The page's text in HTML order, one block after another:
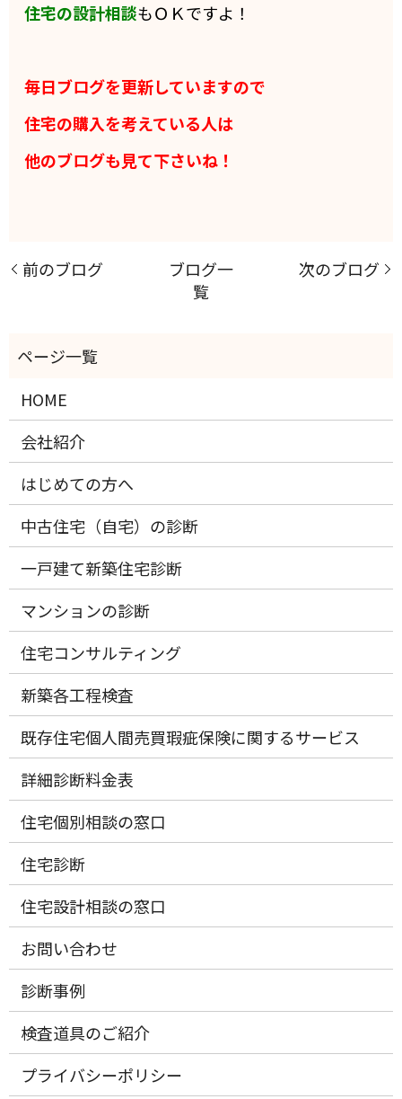
住宅の設計相談もＯＫですよ！
毎日ブログを更新していますので
住宅の購入を考えている人は
他のブログも見て下さいね！
前のブログ
ブログ一
覧
次のブログ
HOME
会社紹介
はじめての方へ
中古住宅（自宅）の診断
一戸建て新築住宅診断
マンションの診断
住宅コンサルティング
新築各工程検査
既存住宅個人間売買瑕疵保険に関するサービス
詳細診断料金表
住宅個別相談の窓口
住宅診断
住宅設計相談の窓口
お問い合わせ
診断事例
検査道具のご紹介
プライバシーポリシー